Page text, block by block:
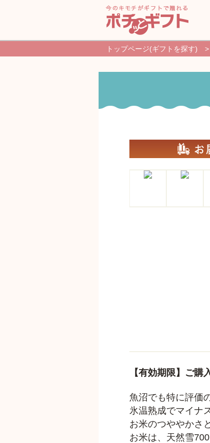
新規登録・ログイン
トップページ(ギフトを探す) >
【有効期限】ご購
魚沼でも特に評価
氷温熟成でマイナ
お米のつややかさ
お米は、天然雪